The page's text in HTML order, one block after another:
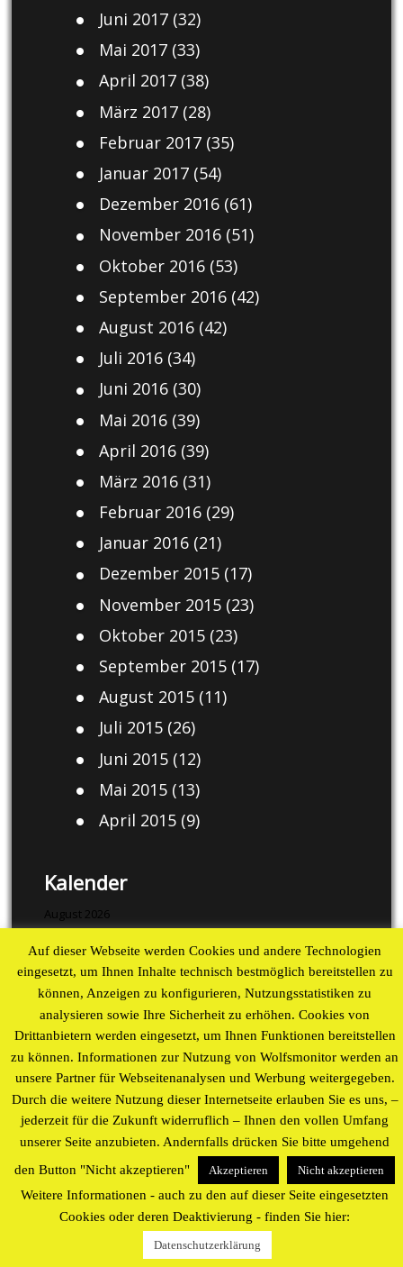
Juni 2017(32)
Mai 2017(33)
April 2017(38)
März 2017(28)
Februar 2017(35)
Januar 2017(54)
Dezember 2016(61)
November 2016(51)
Oktober 2016(53)
September 2016(42)
August 2016(42)
Juli 2016(34)
Juni 2016(30)
Mai 2016(39)
April 2016(39)
März 2016(31)
Februar 2016(29)
Januar 2016(21)
Dezember 2015(17)
November 2015(23)
Oktober 2015(23)
September 2015(17)
August 2015(11)
Juli 2015(26)
Juni 2015(12)
Mai 2015(13)
April 2015(9)
Kalender
August 2026
M D M D F S
S
1
2
3
4 5 6 7 8
9
10
11 12 13 14 15
16
17
18 19 20 21 22
23
31
« Aug
Proudly powered by WordPresstheme byWP Blogs
Auf dieser Webseite werden Cookies und andere Technologien
eingesetzt, um Ihnen Inhalte technisch bestmöglich bereitstellen zu
können, Anzeigen zu konfigurieren, Nutzungsstatistiken zu
analysieren sowie Ihre Sicherheit zu erhöhen. Cookies von
Drittanbietern werden eingesetzt, um Ihnen Funktionen bereitstellen
zu können. Informationen zur Nutzung von Wolfsmonitor werden an
unsere Partner für Webseitenanalysen und Werbung weitergegeben.
Durch die weitere Nutzung dieser Internetseite erlauben Sie es uns, –
jederzeit für die Zukunft widerruflich – Ihnen den vollen Umfang
unserer Seite anzubieten. Andernfalls drücken Sie bitte umgehend
den Button "Nicht akzeptieren"
Akzeptieren Nicht akzeptieren
Weitere Informationen - auch zu den auf dieser Seite eingesetzten
Cookies oder deren Deaktivierung - finden Sie hier:
Datenschutzerklärung